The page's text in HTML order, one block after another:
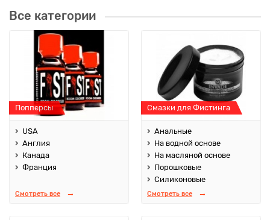
Все категории
Попперсы
USA
Англия
Канада
Франция
Смотреть все
Смазки для Фистинга
Анальные
На водной основе
На масляной основе
Порошковые
Силиконовые
Смотреть все